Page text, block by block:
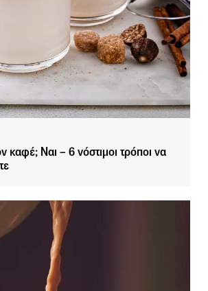
καφέ; Ναι – 6 νόστιμοι τρόποι να